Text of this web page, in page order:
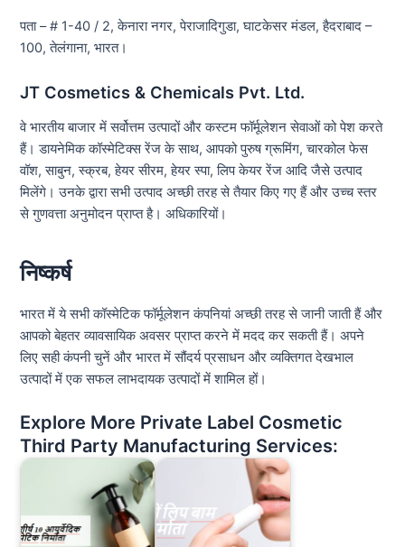
पता – # 1-40 / 2, केनारा नगर, पेराजादिगुडा, घाटकेसर मंडल, हैदराबाद –
100, तेलंगाना, भारत।
JT Cosmetics & Chemicals Pvt. Ltd.
वे भारतीय बाजार में सर्वोत्तम उत्पादों और कस्टम फॉर्मूलेशन सेवाओं को पेश करते
हैं। डायनेमिक कॉस्मेटिक्स रेंज के साथ, आपको पुरुष ग्रूमिंग, चारकोल फेस
वॉश, साबुन, स्क्रब, हेयर सीरम, हेयर स्पा, लिप केयर रेंज आदि जैसे उत्पाद
मिलेंगे। उनके द्वारा सभी उत्पाद अच्छी तरह से तैयार किए गए हैं और उच्च स्तर
से गुणवत्ता अनुमोदन प्राप्त है। अधिकारियों।
निष्कर्ष
भारत में ये सभी कॉस्मेटिक फॉर्मूलेशन कंपनियां अच्छी तरह से जानी जाती हैं और
आपको बेहतर व्यावसायिक अवसर प्राप्त करने में मदद कर सकती हैं। अपने
लिए सही कंपनी चुनें और भारत में सौंदर्य प्रसाधन और व्यक्तिगत देखभाल
उत्पादों में एक सफल लाभदायक उत्पादों में शामिल हों।
Explore More Private Label Cosmetic
Third Party Manufacturing Services: